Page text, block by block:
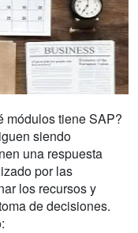
módulos tiene SAP?
siendo
una respuesta
por las
los recursos y
de decisiones.